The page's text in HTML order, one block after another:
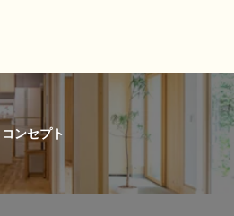
コンセプト